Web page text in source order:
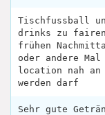
Tischfussball
drinks zu fairen
frühen
oder andere
location nah
werden darf
Sehr gute